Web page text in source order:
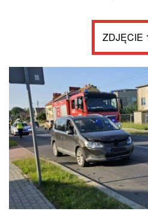
ZDJĘCIE